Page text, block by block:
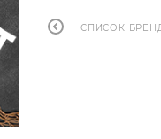
СПИСОК